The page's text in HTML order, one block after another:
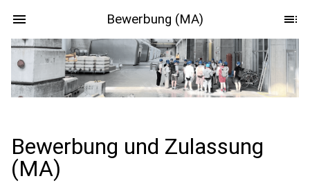
Bewerbung (MA)
Bewerbung und Zulassung
(MA)